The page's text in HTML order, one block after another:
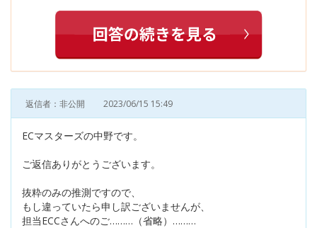
返信者：非公開 2023/06/15 15:49
ECマスターズの中野です。
ご返信ありがとうございます。
抜粋のみの推測ですので、
もし違っていたら申し訳ございませんが、
担当ECCさんへのご………（省略）………